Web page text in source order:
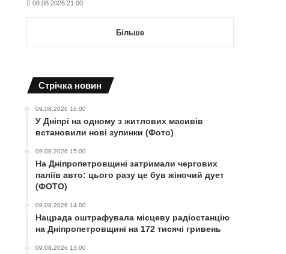
08.08.2026 21:00
Більше
Cтрічка новин
09.08.2026 16:00
У Дніпрі на одному з житлових масивів
встановили нові зупинки (Фото)
09.08.2026 15:00
На Дніпропетровщині затримали чергових
паліїв авто: цього разу це був жіночий дует
(ФОТО)
09.08.2026 14:00
Нацрада оштрафувала місцеву радіостанцію
на Дніпропетровщині на 172 тисячі гривень
09.08.2026 13:00